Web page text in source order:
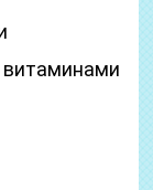
витаминами